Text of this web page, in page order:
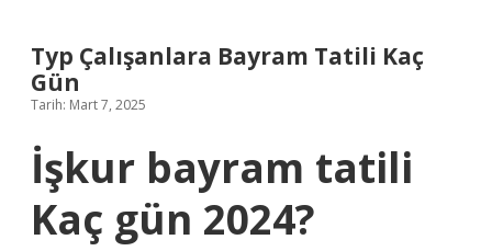
Typ Çalışanlara Bayram Tatili Kaç
Gün
Tarih: Mart 7, 2025
İşkur bayram tatili
Kaç gün 2024?